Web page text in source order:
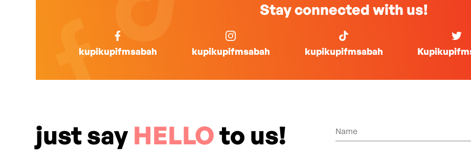
Stay connected with us!
kupikupifmsabah kupikupifmsabah kupikupifmsabah
just say HELLOto us!